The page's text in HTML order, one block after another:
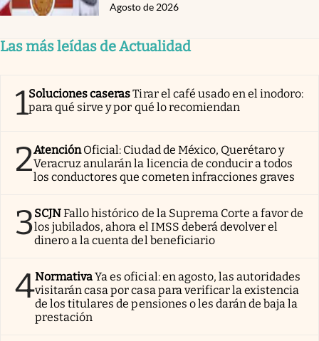
Agosto de 2026
Las más leídas de Actualidad
1Soluciones caserasTirar el café usado en el inodoro:
para qué sirve y por qué lo recomiendan
2AtenciónOficial: Ciudad de México, Querétaro y
Veracruz anularán la licencia de conducir a todos
los conductores que cometen infracciones graves
3SCJNFallo histórico de la Suprema Corte a favor de
los jubilados, ahora el IMSS deberá devolver el
dinero a la cuenta del beneficiario
4NormativaYa es oficial: en agosto, las autoridades
visitarán casa por casa para verificar la existencia
de los titulares de pensiones o les darán de baja la
prestación